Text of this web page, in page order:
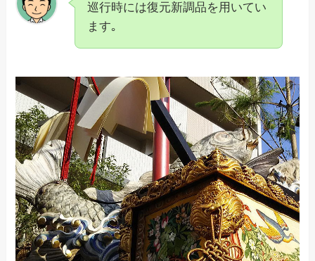
巡行時には復元新調品を用いてい
ます｡